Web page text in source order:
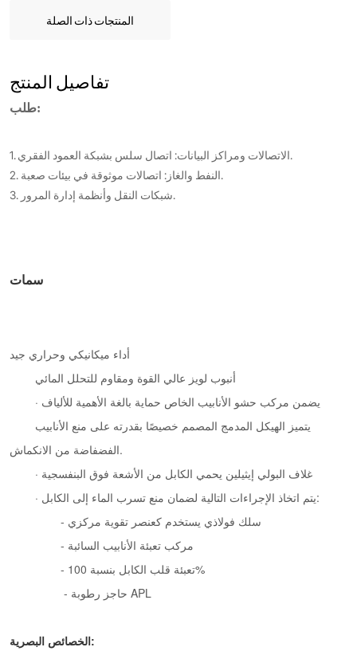
المنتجات ذات الصلة
تفاصيل المنتج
طلب:
1. الاتصالات ومراكز البيانات: اتصال سلس بشبكة العمود الفقري.
2. النفط والغاز: اتصالات موثوقة في بيئات صعبة.
3. شبكات النقل وأنظمة إدارة المرور.
سمات
أداء ميكانيكي وحراري جيد
أنبوب لويز عالي القوة ومقاوم للتحلل المائي
· يضمن مركب حشو الأنابيب الخاص حماية بالغة الأهمية للألياف
الفضفاضة من الانكماش.
· غلاف البولي إيثيلين يحمي الكابل من الأشعة فوق البنفسجية
· يتم اتخاذ الإجراءات التالية لضمان منع تسرب الماء إلى الكابل:
- سلك فولاذي يستخدم كعنصر تقوية مركزي
- مركب تعبئة الأنابيب السائبة
- تعبئة قلب الكابل بنسبة 100%
- حاجز رطوبة APL
الخصائص البصرية: